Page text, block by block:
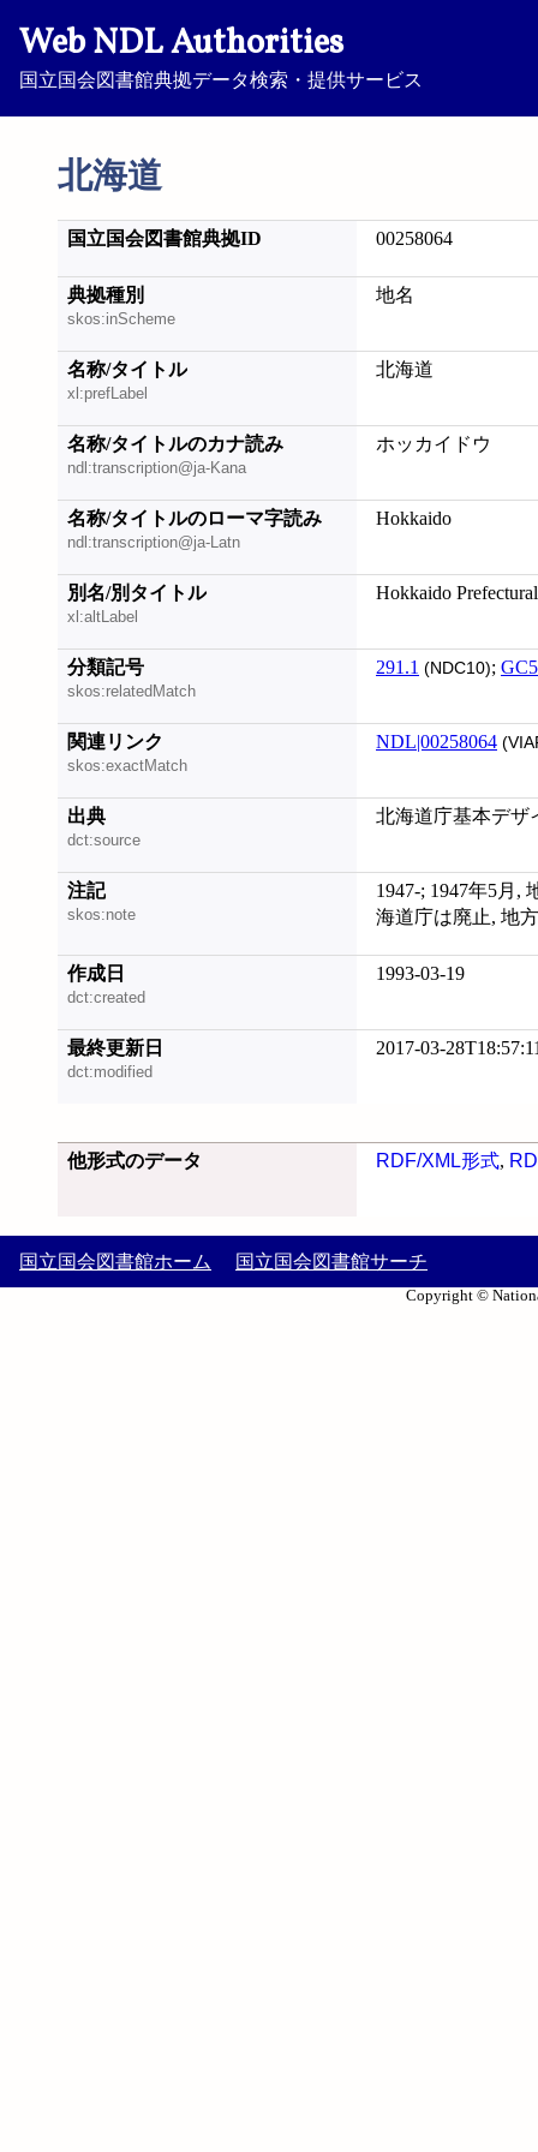
Web NDL Authorities
国立国会図書館典拠データ検索・提供サービス
北海道
国立国会図書館典拠ID 00258064
典拠種別
skos:inScheme
地名
名称/タイトル
xl:prefLabel
北海道
名称/タイトルのカナ読み
ndl:transcription@ja-Kana
ホッカイドウ
名称/タイトルのローマ字読み
ndl:transcription@ja-Latn
Hokkaido
別名/別タイトル
xl:altLabel
Hokkaido
分類記号
skos:relatedMatch
291.1 (NDC10); GC5
関連リンク
skos:exactMatch
NDL|00258064
出典
dct:source
北海道庁基本デザ
注記
skos:note
1947-; 1947年5月,
海道庁は廃止, 地
作成日
dct:created
1993-03-19
最終更新日
dct:modified
2017-03-
他形式のデータ RDF/XML形式,
国立国会図書館ホーム 国立国会図書館サーチ
Copyright ©